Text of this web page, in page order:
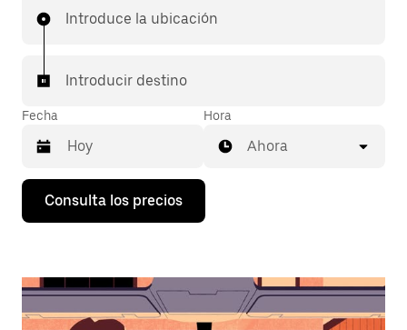
Introduce la ubicación
Introducir destino
Fecha
Pulsa
flecha
abrir
calendario
Hora
Ahora
Consulta los precios